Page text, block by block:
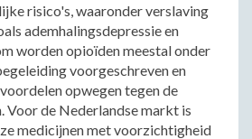
risico's, waaronder verslaving
ademhalingsdepressie en
worden opioïden meestal onder
voorgeschreven en
opwegen tegen de
Voor de Nederlandse markt is
medicijnen met voorzichtigheid